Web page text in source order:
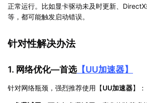
正常运行。比如显卡驱动未及时更新、
等，都可能触发启动错误。
针对性解决办法
1. 网络优化—首选【UU加速器】
针对网络瓶颈，强烈推荐使用【UU加速器】：